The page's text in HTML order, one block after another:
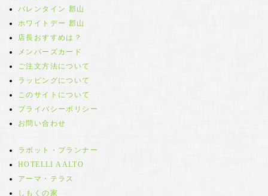
バレンタイン 郡山
ホワイトデー 郡山
店長おすすめは？
メンバーズカード
ご注文方法について
ラッピングについて
このサイトについて
プライバシーポリシー
お問い合わせ
ラボット・プランナー
HOTELLI AALTO
アーマ・テラス
しもくの家